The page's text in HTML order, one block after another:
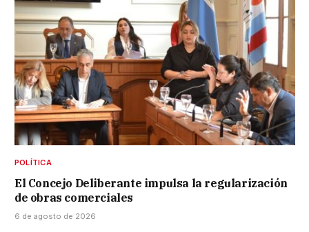
POLÍTICA
El Concejo Deliberante impulsa la regularización
de obras comerciales
6 de agosto de 2026